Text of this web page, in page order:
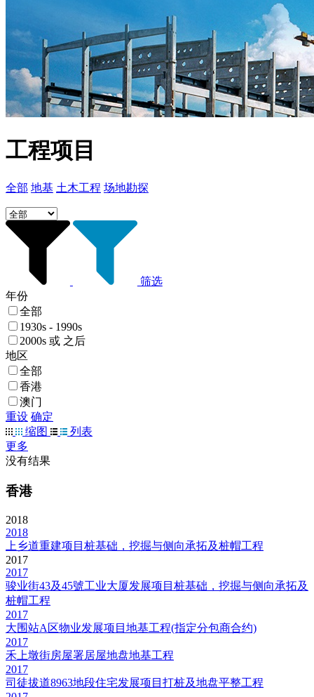
工程项目
全部 地基 土木工程 场地勘探
筛选
年份
全部
1930s - 1990s
2000s 或 之后
地区
全部
香港
澳门
重设 确定
缩图
列表
更多
没有结果
香港
2018
2018
上乡道重建项目桩基础，挖掘与侧向承拓及桩帽工程
2017
2017
骏业街43及45號工业大厦发展项目桩基础，挖掘与侧向承拓及
桩帽工程
2017
大围站A区物业发展项目地基工程(指定分包商合约)
2017
禾上墩街房屋署居屋地盘地基工程
2017
司徒拔道8963地段住宅发展项目打桩及地盘平整工程